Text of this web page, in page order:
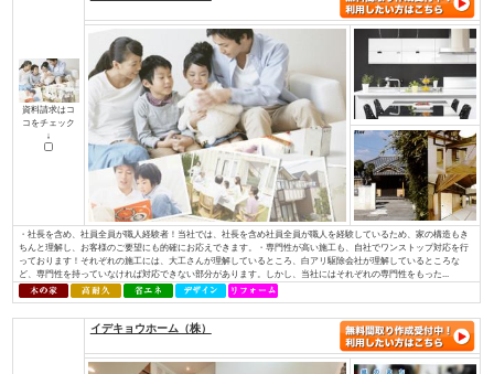
資料請求はコ
コをチェック
私たちが家づくりを通して、最もお客様のお役に立てることを考えた末に
モミの木の床材は、季節を問わず家全体の湿度を一定に調整し、素足で過
りを感じられます。空気をきれいにするだけでなく、モミの木の天然成分